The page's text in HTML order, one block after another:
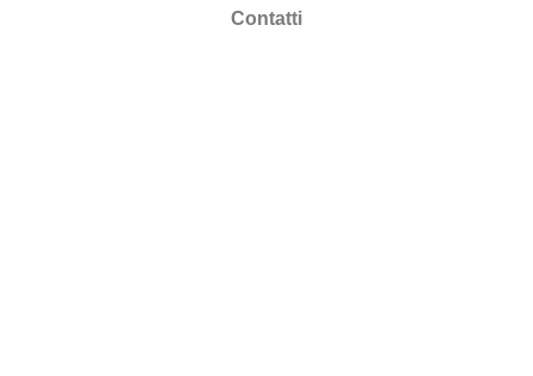
Contatti